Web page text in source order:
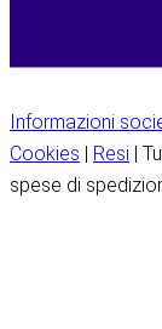
Informazioni
Cookies | Resi |
spese di